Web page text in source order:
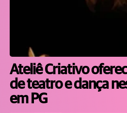
Ateliê Criativo
de teatro e dança
em PG